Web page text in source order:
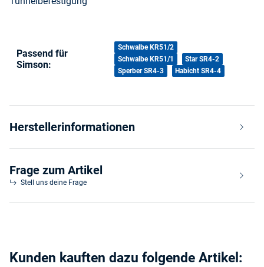
Produkteigenschaft
Wert
Passend für
Simson:
Schwalbe KR51/2
Schwalbe KR51/1
Star SR4-2
Sperber SR4-3
Habicht SR4-4
Herstellerinformationen
Frage zum Artikel
Stell uns deine Frage
Kunden kauften dazu folgende Artikel: